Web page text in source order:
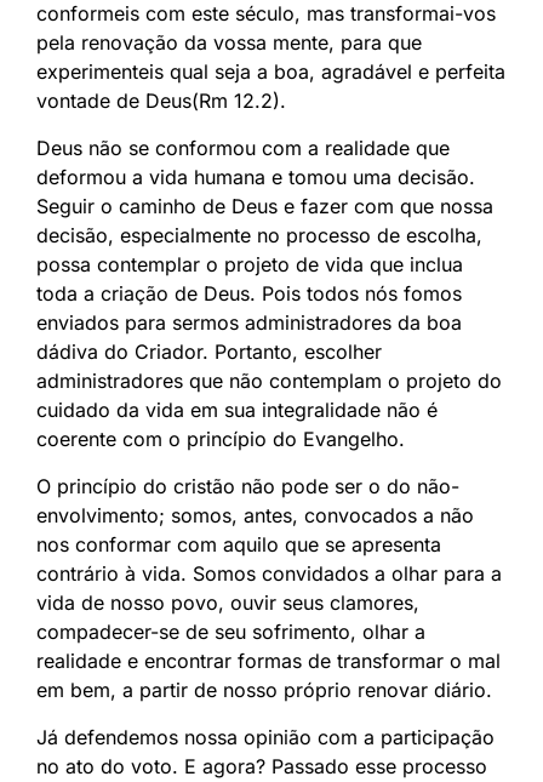
conformeis com este século, mas transformai-vos
pela renovação da vossa mente, para que
experimenteis qual seja a boa, agradável e perfeita
vontade de Deus(Rm 12.2).
Deus não se conformou com a realidade que
deformou a vida humana e tomou uma decisão.
Seguir o caminho de Deus e fazer com que nossa
decisão, especialmente no processo de escolha,
possa contemplar o projeto de vida que inclua
toda a criação de Deus. Pois todos nós fomos
enviados para sermos administradores da boa
dádiva do Criador. Portanto, escolher
administradores que não contemplam o projeto do
cuidado da vida em sua integralidade não é
coerente com o princípio do Evangelho.
O princípio do cristão não pode ser o do não-
envolvimento; somos, antes, convocados a não
nos conformar com aquilo que se apresenta
contrário à vida. Somos convidados a olhar para a
vida de nosso povo, ouvir seus clamores,
compadecer-se de seu sofrimento, olhar a
realidade e encontrar formas de transformar o mal
em bem, a partir de nosso próprio renovar diário.
Já defendemos nossa opinião com a participação
no ato do voto. E agora? Passado esse processo